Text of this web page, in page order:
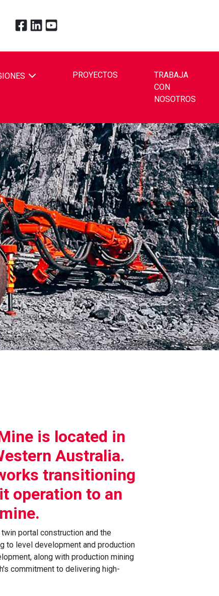
Toque para visitar Redpath Mining Contractors and
Toque para visitar Redpath Mining Contractors
Toque para visitar Redpath Mining Contractors
PROYECTOS
TRABAJA
CON
NOSOTROS
is located in
Australia.
transitioning
operation to an
portal construction and the
to level development and production
along with production mining
commitment to delivering high-